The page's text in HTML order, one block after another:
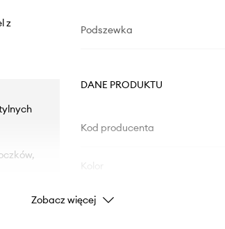
z
Podszewka
DANE PRODUKTU
Kod producenta
Marka
Zobacz więcej